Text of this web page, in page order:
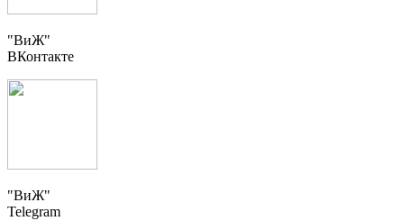
"ВиЖ"
ВКонтакте
"ВиЖ"
Telegram